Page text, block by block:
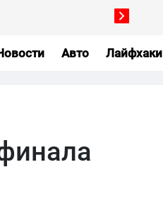
Авто Лайфхаки